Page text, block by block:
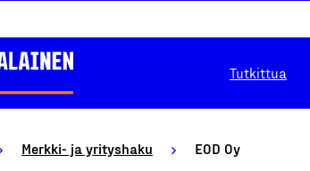
Tutkittua
Merkki- ja yrityshaku EOD Oy